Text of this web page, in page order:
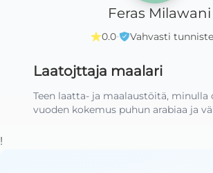
Feras Milawani
0.0· Vahvasti
Laatojttaja maalari
Teen laatta- ja maalaustöitä, minulla
vuoden kokemus puhun arabiaa ja
!